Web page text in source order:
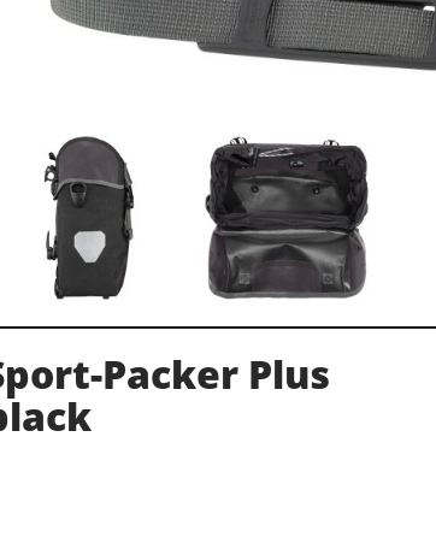
Packer Plus